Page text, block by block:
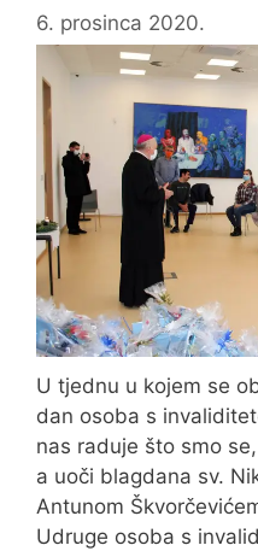
6. prosinca 2020.
U tjednu u kojem se
dan osoba s
nas raduje što smo
a uoči blagdana sv.
Antunom
Udruge osoba s